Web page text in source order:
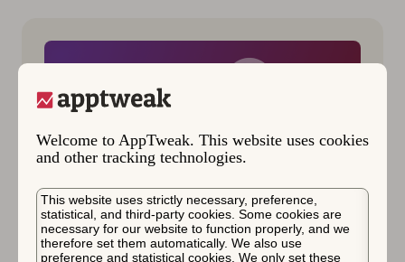
Welcome to AppTweak. This website uses cookies
and other tracking technologies.
This website uses strictly necessary, preference,
statistical, and third-party cookies. Some cookies are
necessary for our website to function properly, and we
therefore set them automatically. We also use
preference and statistical cookies. We only set these
App 关键词研究 人工智能 (AI)
应用营销
2026年1月19日